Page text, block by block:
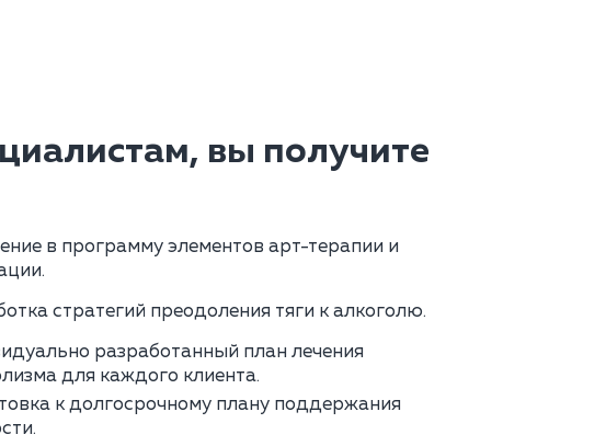
вы получите
в программу элементов арт-терапии и
стратегий преодоления тяги к алкоголю.
разработанный план лечения
для каждого клиента.
к долгосрочному плану поддержания